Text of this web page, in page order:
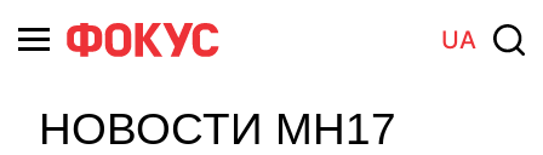
UA
НОВОСТИ МН17